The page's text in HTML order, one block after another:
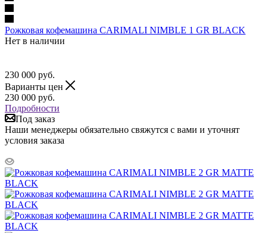
Рожковая кофемашина CARIMALI NIMBLE 1 GR BLACK
Нет в наличии
230 000 руб.
Варианты цен
230 000 руб.
Подробности
Под заказ
Наши менеджеры обязательно свяжутся с вами и уточнят
условия заказа